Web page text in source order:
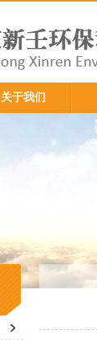
关于我们